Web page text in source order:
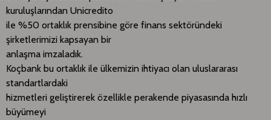
kuruluşlarından Unicredito
ile %50 ortaklık prensibine göre finans sektöründeki
şirketlerimizi kapsayan bir
anlaşma imzaladık.
Koçbank bu ortaklık ile ülkemizin ihtiyacı olan uluslararası
standartlardaki
hizmetleri geliştirerek özellikle perakende piyasasında hızlı
büyümeyi